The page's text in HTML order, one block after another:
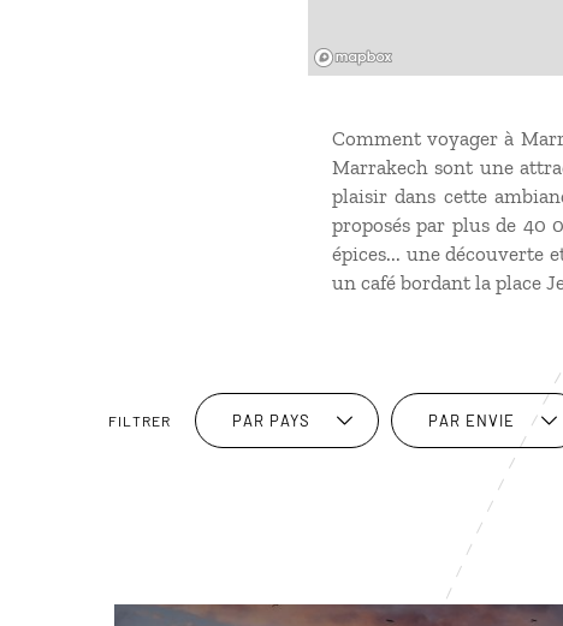
Comment voyager à
Marrakech sont une
plaisir dans cette
proposés par plus de 40
épices... une découverte
un café bordant la place
FILTRER PAR PAYS PAR ENVIE